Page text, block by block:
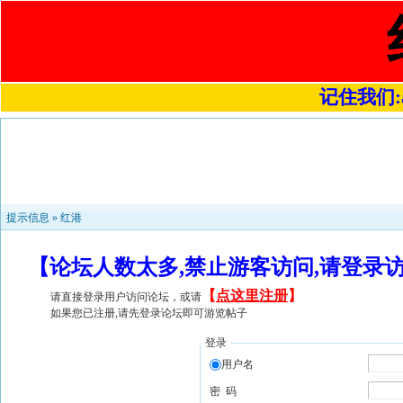
记住我们
提示信息 » 红港
【论坛人数太多,禁止游客访问,请登
请直接登录用户访问论坛，或请 【 点这里注册】
如果您已注册,请先登录论坛即可游览帖子
登录
用户名
密 码